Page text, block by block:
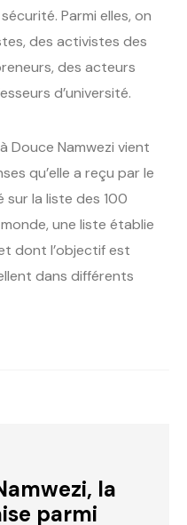
Parmi elles, on
des activistes des
des acteurs
d’université.
Douce Namwezi vient
qu’elle a reçu par le
sur la liste des 100
une liste établie
dont l’objectif est
dans différents
la
parmi